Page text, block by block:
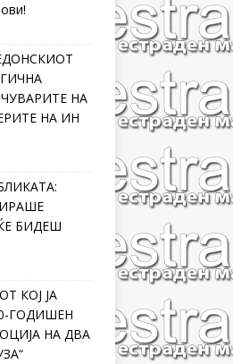
НА
НА ИН
БИДЕШ
КОЈ ЈА
ГОДИШЕН
НА ДВА